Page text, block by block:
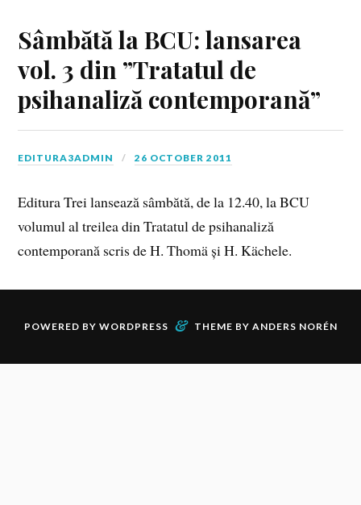
Sâmbătă la BCU: lansarea
vol. 3 din ”Tratatul de
psihanaliză contemporană”
EDITURA3ADMIN 26 OCTOBER 2011
Editura Trei lansează sâmbătă, de la 12.40, la BCU
volumul al treilea din Tratatul de psihanaliză
contemporană scris de H. Thomä și H. Kächele.
POWERED BY WORDPRESS & THEME BY ANDERS NORÉN